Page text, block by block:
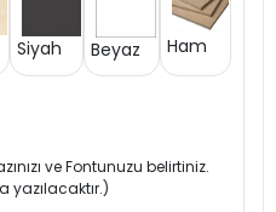
Siyah Beyaz Ham
ve Fontunuzu belirtiniz.
yazılacaktır.)